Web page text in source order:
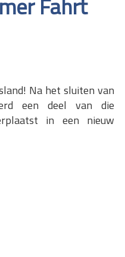
Na het sluiten van
een deel van die
in een nieuw